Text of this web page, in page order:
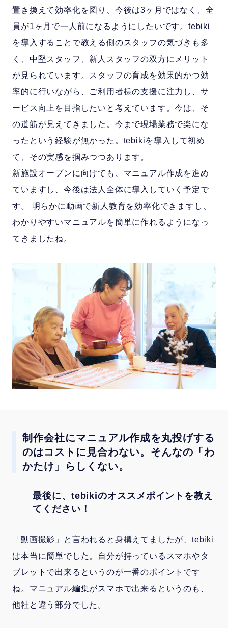
置き換えて効率化を図り、今後は3ヶ月ではなく、全
員が1ヶ月で一人前になるようにしたいです。tebiki
を導入することで教える側のスタッフの気づきも多
く、中堅スタッフ、新人スタッフの双方にメリット
が見られています。スタッフの育成を効果的かつ効
率的に行いながら、ご利用者様の支援に注力し、サ
ービス向上を目指したいと考えています。今は、そ
の道筋が見えてきました。今まで現場業務で楽にな
ったという経験が無かった。tebikiを導入して初め
て、その実感を掴みつつあります。
新施設オープンに向けても、マニュアル作成を進め
ていますし、今後は法人全体に導入していく予定で
す。 明らかに動画で新人教育を効率化できますし、
わかりやすいマニュアルを簡単に作れるようになっ
てきましたね。
制作会社にマニュアル作成を丸投げする
のはコストに見合わない。そんなの「わ
かたけ」らしくない。
最後に、tebikiのオススメポイントを教え
てください！
「動画撮影」と言われると身構えてましたが、tebiki
は本当に簡単でした。自分が持っているスマホやタ
ブレットで出来るというのが一番のポイントです
ね。マニュアル編集がスマホで出来るというのも、
他社と違う部分でした。